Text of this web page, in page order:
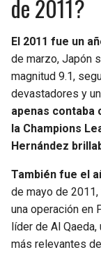
de 2011?
El 2011 fue un
de marzo, Japón
magnitud 9.1,
devastadores y
apenas contaba
la Champions
Hernández
También fue el
de mayo de
una operación en
líder de Al
más relevantes